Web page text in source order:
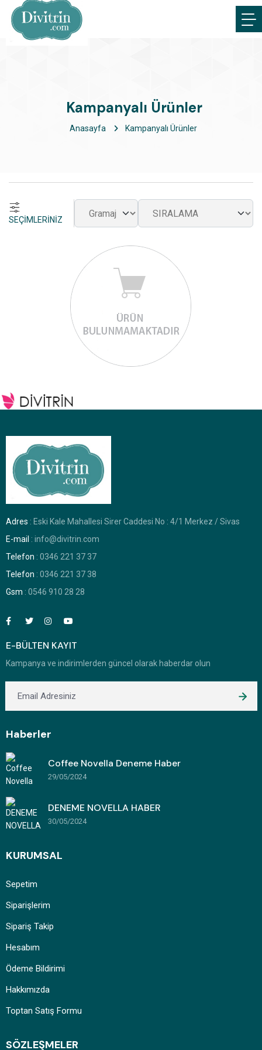
Kampanyalı Ürünler
Anasayfa Kampanyalı Ürünler
SEÇİMLERİNİZ
Adres : Eski Kale Mahallesi Sirer Caddesi No : 4/1 Merkez / Sivas
E-mail : info@divitrin.com
Telefon : 0346 221 37 37
Telefon : 0346 221 37 38
Gsm : 0546 910 28 28
E-BÜLTEN KAYIT
Kampanya ve indirimlerden güncel olarak haberdar olun
Haberler
Coffee Novella Deneme Haber
29/05/2024
DENEME NOVELLA HABER
30/05/2024
KURUMSAL
Sepetim
Siparişlerim
Sipariş Takip
Hesabım
Ödeme Bildirimi
Hakkımızda
Toptan Satış Formu
SÖZLEŞMELER